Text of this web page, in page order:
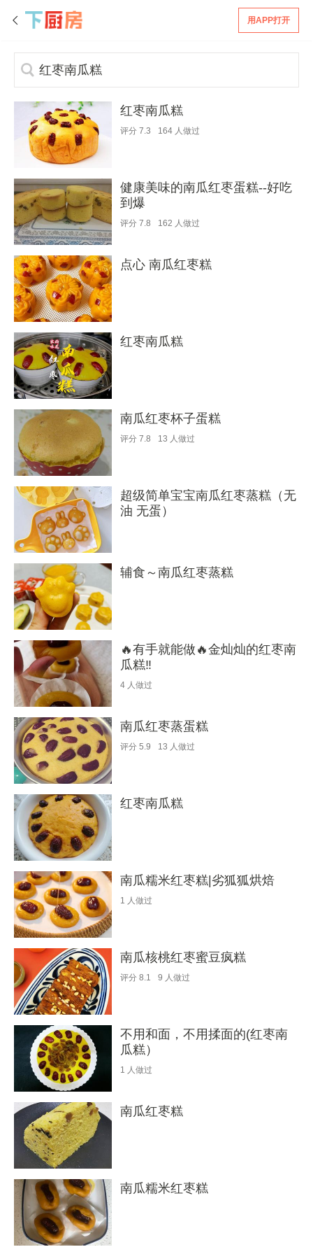
用APP打开
红枣南瓜糕
评分 7.3 164 人做过
健康美味的南瓜红枣蛋糕--好吃
到爆
评分 7.8 162 人做过
点心 南瓜红枣糕
红枣南瓜糕
南瓜红枣杯子蛋糕
评分 7.8 13 人做过
超级简单宝宝南瓜红枣蒸糕（无
油 无蛋）
辅食～南瓜红枣蒸糕
🔥有手就能做🔥金灿灿的红枣南
瓜糕‼️
4 人做过
南瓜红枣蒸蛋糕
评分 5.9 13 人做过
红枣南瓜糕
南瓜糯米红枣糕|劣狐狐烘焙
1 人做过
南瓜核桃红枣蜜豆疯糕
评分 8.1 9 人做过
不用和面，不用揉面的(红枣南
瓜糕）
1 人做过
南瓜红枣糕
南瓜糯米红枣糕